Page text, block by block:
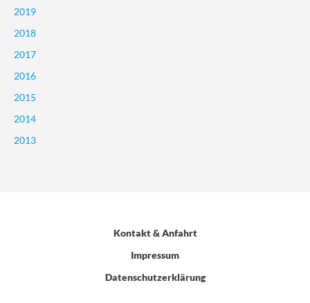
2019
2018
2017
2016
2015
2014
2013
Kontakt & Anfahrt
Impressum
Datenschutzerklärung